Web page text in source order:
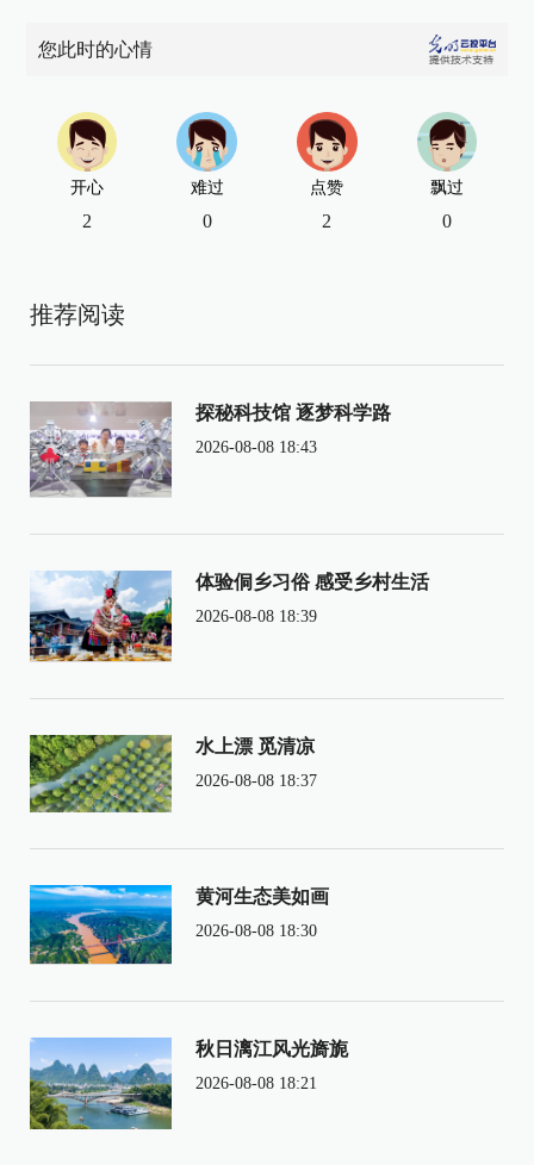
您此时的心情
开心
2
难过
0
点赞
2
飘过
0
推荐阅读
探秘科技馆 逐梦科学路
2026-08-08 18:43
体验侗乡习俗 感受乡村生活
2026-08-08 18:39
水上漂 觅清凉
2026-08-08 18:37
黄河生态美如画
2026-08-08 18:30
秋日漓江风光旖旎
2026-08-08 18:21